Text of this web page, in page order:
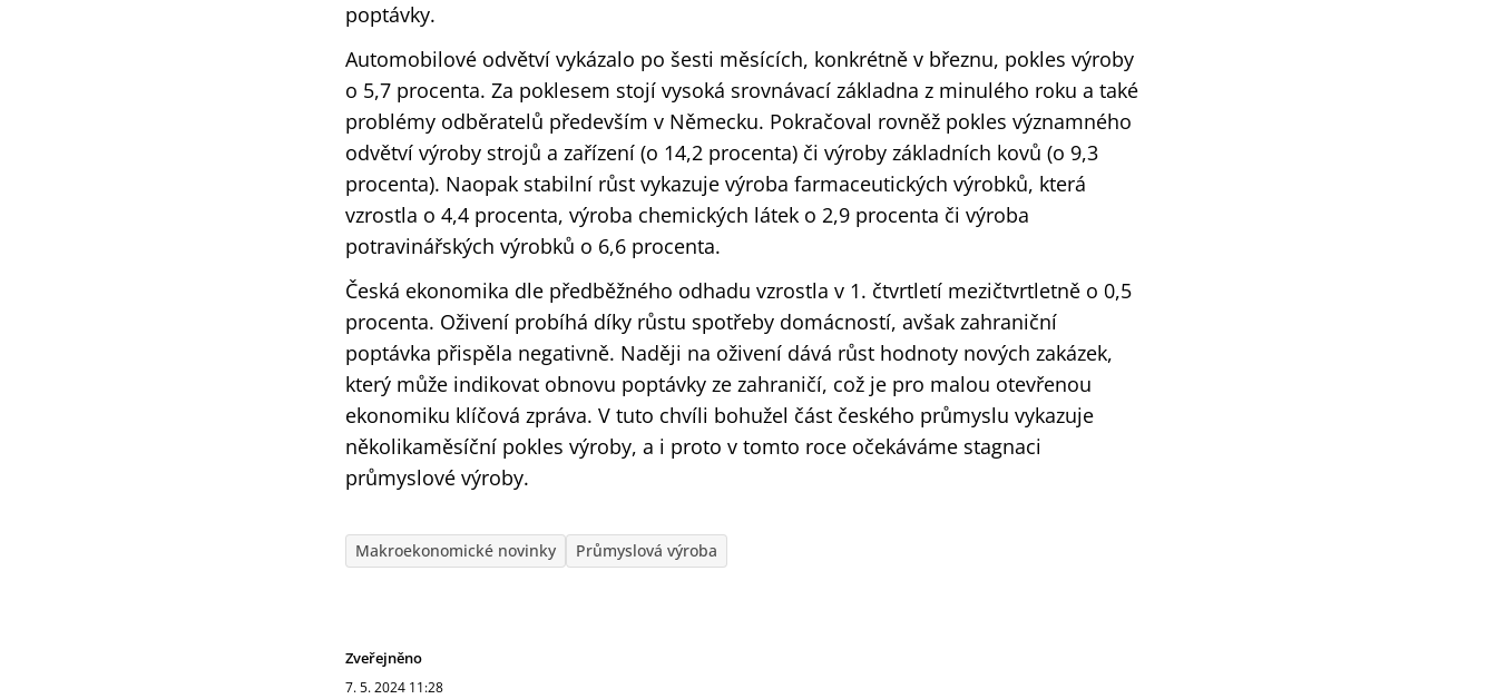
poptávky.
Automobilové odvětví vykázalo po šesti měsících, konkrétně v březnu, pokles výroby
o 5,7 procenta. Za poklesem stojí vysoká srovnávací základna z minulého roku a také
problémy odběratelů především v Německu. Pokračoval rovněž pokles významného
odvětví výroby strojů a zařízení (o 14,2 procenta) či výroby základních kovů (o 9,3
procenta). Naopak stabilní růst vykazuje výroba farmaceutických výrobků, která
vzrostla o 4,4 procenta, výroba chemických látek o 2,9 procenta či výroba
potravinářských výrobků o 6,6 procenta.
Česká ekonomika dle předběžného odhadu vzrostla v 1. čtvrtletí mezičtvrtletně o 0,5
procenta. Oživení probíhá díky růstu spotřeby domácností, avšak zahraniční
poptávka přispěla negativně. Naději na oživení dává růst hodnoty nových zakázek,
který může indikovat obnovu poptávky ze zahraničí, což je pro malou otevřenou
ekonomiku klíčová zpráva. V tuto chvíli bohužel část českého průmyslu vykazuje
několikaměsíční pokles výroby, a i proto v tomto roce očekáváme stagnaci
průmyslové výroby.
Makroekonomické novinky Průmyslová výroba
Zveřejněno
7. 5. 2024 11:28